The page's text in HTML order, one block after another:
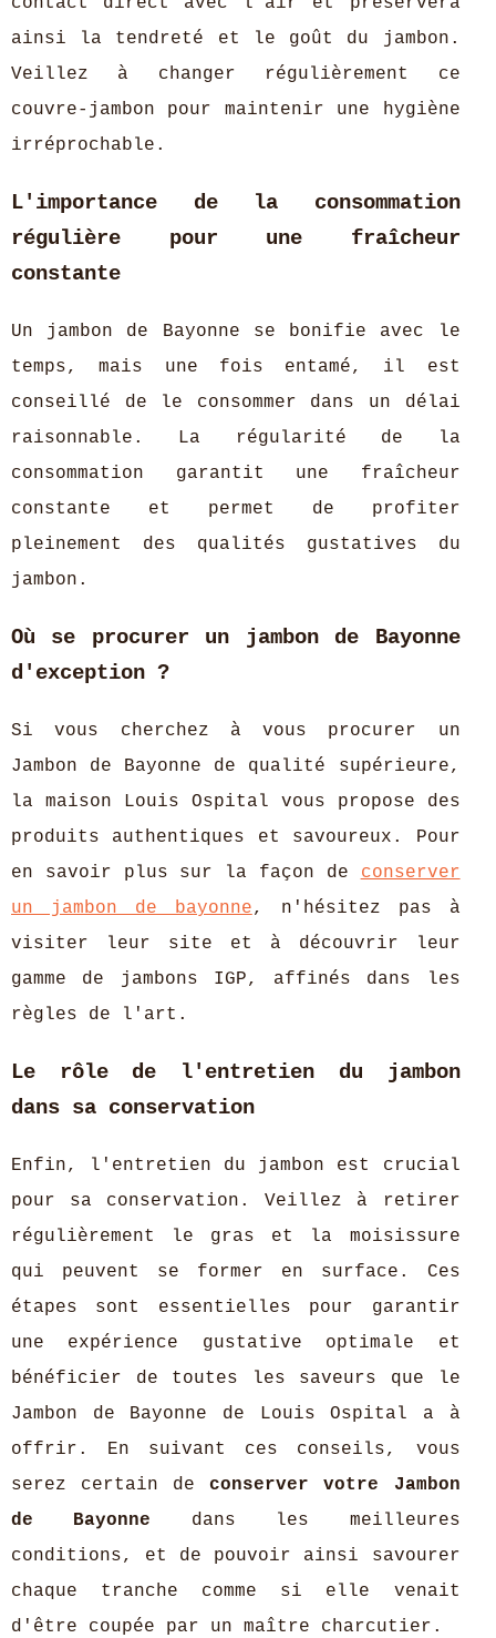
ainsi la tendreté et le goût du jambon.
Veillez à changer régulièrement ce
couvre-jambon pour maintenir une hygiène
irréprochable.
L'importance de la consommation
régulière pour une fraîcheur
constante
Un jambon de Bayonne se bonifie avec le
temps, mais une fois entamé, il est
conseillé de le consommer dans un délai
raisonnable. La régularité de la
consommation garantit une fraîcheur
constante et permet de profiter
pleinement des qualités gustatives du
jambon.
Où se procurer un jambon de Bayonne
d'exception ?
Si vous cherchez à vous procurer un
Jambon de Bayonne de qualité supérieure,
la maison Louis Ospital vous propose des
produits authentiques et savoureux. Pour
en savoir plus sur la façon de conserver
un jambon de bayonne, n'hésitez pas à
visiter leur site et à découvrir leur
gamme de jambons IGP, affinés dans les
règles de l'art.
Le rôle de l'entretien du jambon
dans sa conservation
Enfin, l'entretien du jambon est crucial
pour sa conservation. Veillez à retirer
régulièrement le gras et la moisissure
qui peuvent se former en surface. Ces
étapes sont essentielles pour garantir
une expérience gustative optimale et
bénéficier de toutes les saveurs que le
Jambon de Bayonne de Louis Ospital a à
offrir. En suivant ces conseils, vous
serez certain deconserver votre Jambon
de Bayonne dans les meilleures
conditions, et de pouvoir ainsi savourer
chaque tranche comme si elle venait
d'être coupée par un maître charcutier.